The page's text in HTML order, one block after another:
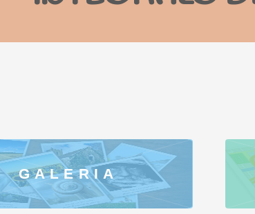
GALERIA